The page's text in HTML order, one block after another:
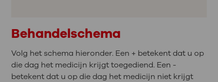
Behandelschema
Volg het schema hieronder. Een + betekent dat u op
die dag het medicijn krijgt toegediend. Een -
betekent dat u op die dag het medicijn niet krijgt